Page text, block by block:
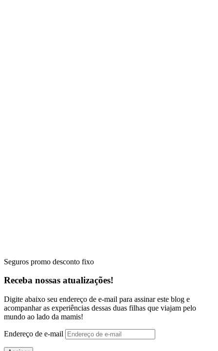
Seguros promo desconto fixo
Receba nossas atualizações!
Digite abaixo seu endereço de e-mail para assinar este blog e
acompanhar as experiências dessas duas filhas que viajam pelo
mundo ao lado da mamis!
Endereço de e-mail